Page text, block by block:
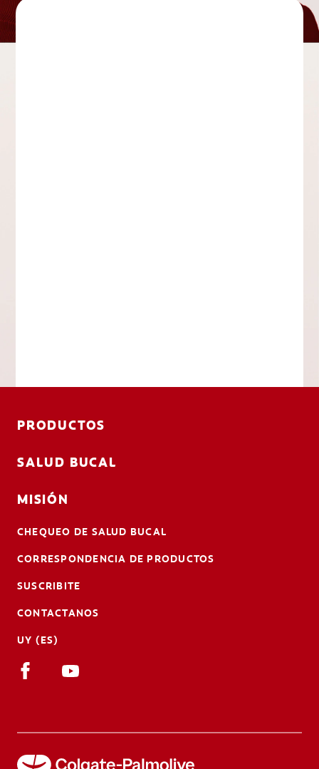
PRODUCTOS
SALUD BUCAL
MISIÓN
CHEQUEO DE SALUD BUCAL
CORRESPONDENCIA DE PRODUCTOS
SUSCRIBITE
CONTACTANOS
UY (ES)